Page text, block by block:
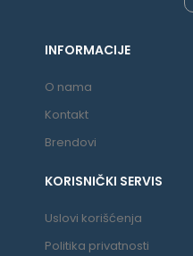
INFORMACIJE
O nama
Kontakt
Brendovi
KORISNIČKI SERVIS
Uslovi korišćenja
Politika privatnosti